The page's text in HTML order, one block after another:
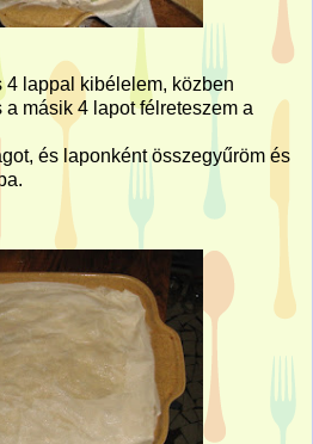
4 lappal kibélelem, közben
másik 4 lapot félreteszem a
és laponként összegyűröm és